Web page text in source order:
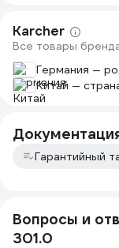
время при
уборки.
Karcher
Все товары
Германия —
Китай —
Гарантийный
Вопросы и
301.0